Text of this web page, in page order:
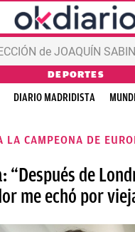
de JOAQUÍN
DEPORTES
DIARIO MADRIDISTA
LA CAMPEONA DE
“Después de
me echó por